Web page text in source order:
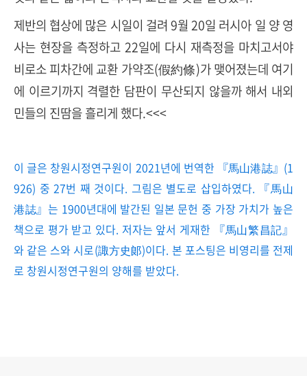
제반의 협상에 많은 시일이 걸려 9월 20일 러시아 일 양 영
사는 현장을 측정하고 22일에 다시 재측정을 마치고서야
비로소 피차간에 교환 가약조(假約條)가 맺어졌는데 여기
에 이르기까지 격렬한 담판이 무산되지 않을까 해서 내외
민들의 진땀을 흘리게 했다.<<<
이 글은 창원시정연구원이 2021년에 번역한 『馬山港誌』(1
926) 중 27번 째 것이다. 그림은 별도로 삽입하였다. 『馬山
港誌』는 1900년대에 발간된 일본 문헌 중 가장 가치가 높은
책으로 평가 받고 있다. 저자는 앞서 게재한 『馬山繁昌記』
와 같은 스와 시로(諏方史郞)이다. 본 포스팅은 비영리를 전제
로 창원시정연구원의 양해를 받았다.